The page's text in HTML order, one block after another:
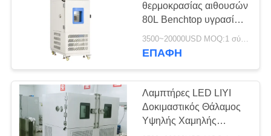
PRIVACY
POLICY
θερμοκρασίας αιθουσών
80L Benchtop υγρασίας
θερμοκρασίας
δειγμάτων LIYI
3500~20000USD MOQ:1 σύνολο
ΕΠΑΦΉ
Λαμπτήρες LED LIYI
Δοκιμαστικός Θάλαμος
Υψηλής Χαμηλής